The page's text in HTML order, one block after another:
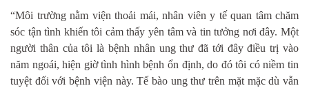
“Môi trường nằm viện thoải mái, nhân viên y tế quan tâm chăm
sóc tận tình khiến tôi cảm thấy yên tâm và tin tưởng nơi đây. Một
người thân của tôi là bệnh nhân ung thư đã tới đây điều trị vào
năm ngoái, hiện giờ tình hình bệnh ổn định, do đó tôi có niềm tin
tuyệt đối với bệnh viện này. Tế bào ung thư trên mặt mặc dù vẫn